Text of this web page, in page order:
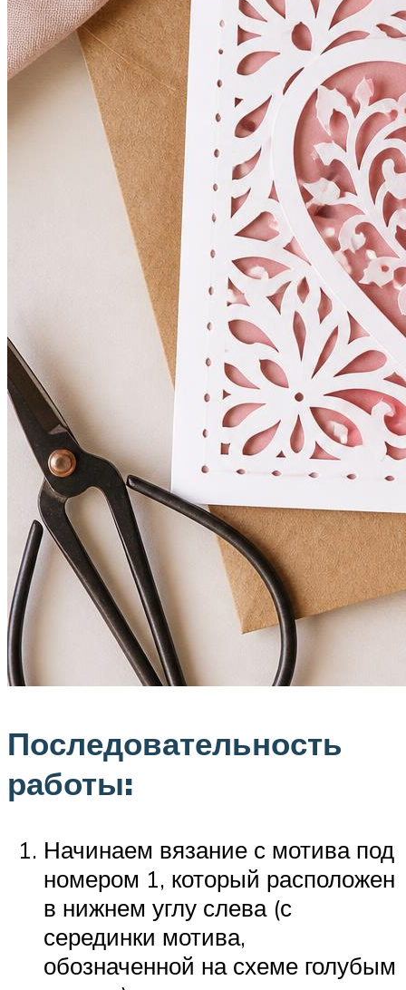
Последовательность
работы:
Начинаем вязание с мотива под
номером 1, который расположен
в нижнем углу слева (с
серединки мотива,
обозначенной на схеме голубым